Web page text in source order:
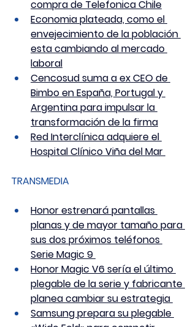
compra de Telefonica Chile
Economia plateada, como el
envejecimiento de la población
esta cambiando al mercado
laboral
Cencosud suma a ex CEO de
Bimbo en España, Portugal y
Argentina para impulsar la
transformación de la firma
Red Interclínica adquiere el
Hospital Clínico Viña del Mar
TRANSMEDIA
Honor estrenará pantallas
planas y de mayor tamaño para
sus dos próximos teléfonos
Serie Magic 9
Honor Magic V6 sería el último
plegable de la serie y fabricante
planea cambiar su estrategia
Samsung prepara su plegable